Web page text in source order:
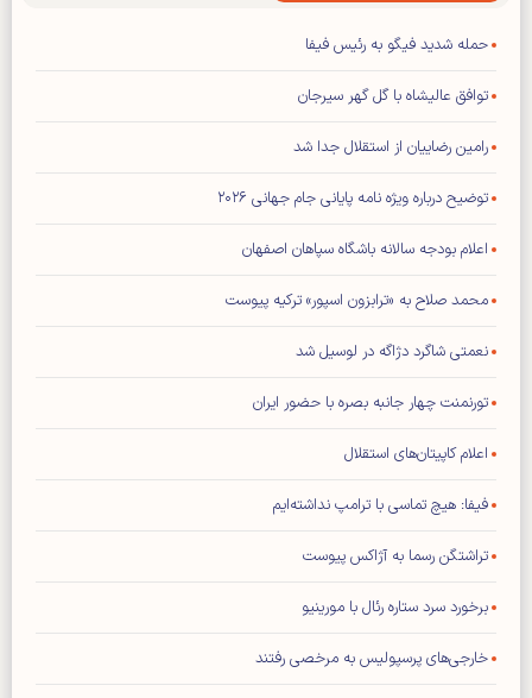
حمله شدید فیگو به رئیس فیفا
توافق عالیشاه با گل گهر سیرجان
رامین رضاییان از استقلال جدا شد
توضیح درباره ویژه نامه پایانی جام جهانی ۲۰۲۶
اعلام بودجه سالانه باشگاه سپاهان اصفهان
محمد صلاح به «ترابزون اسپور» ترکیه پیوست
نعمتی شاگرد دژاگه در لوسیل شد
تورنمنت چهار جانبه بصره با حضور ایران
اعلام کاپیتان‌های استقلال
فیفا: هیچ تماسی با ترامپ نداشته‌ایم
تراشتگن رسما به آژاکس پیوست
برخورد سرد ستاره رئال با مورینیو
خارجی‌های پرسپولیس به مرخصی رفتند